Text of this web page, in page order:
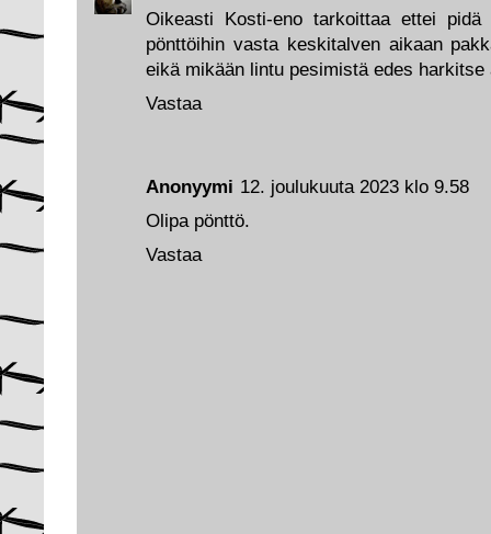
Anonyymi 12. joulukuuta 2023 klo 9.58
Olipa pönttö.
Vastaa
Oikeasti Kosti-eno tarkoittaa ettei
pönttöihin vasta keskitalven aikaan
eikä mikään lintu pesimistä edes harkitse
Vastaa